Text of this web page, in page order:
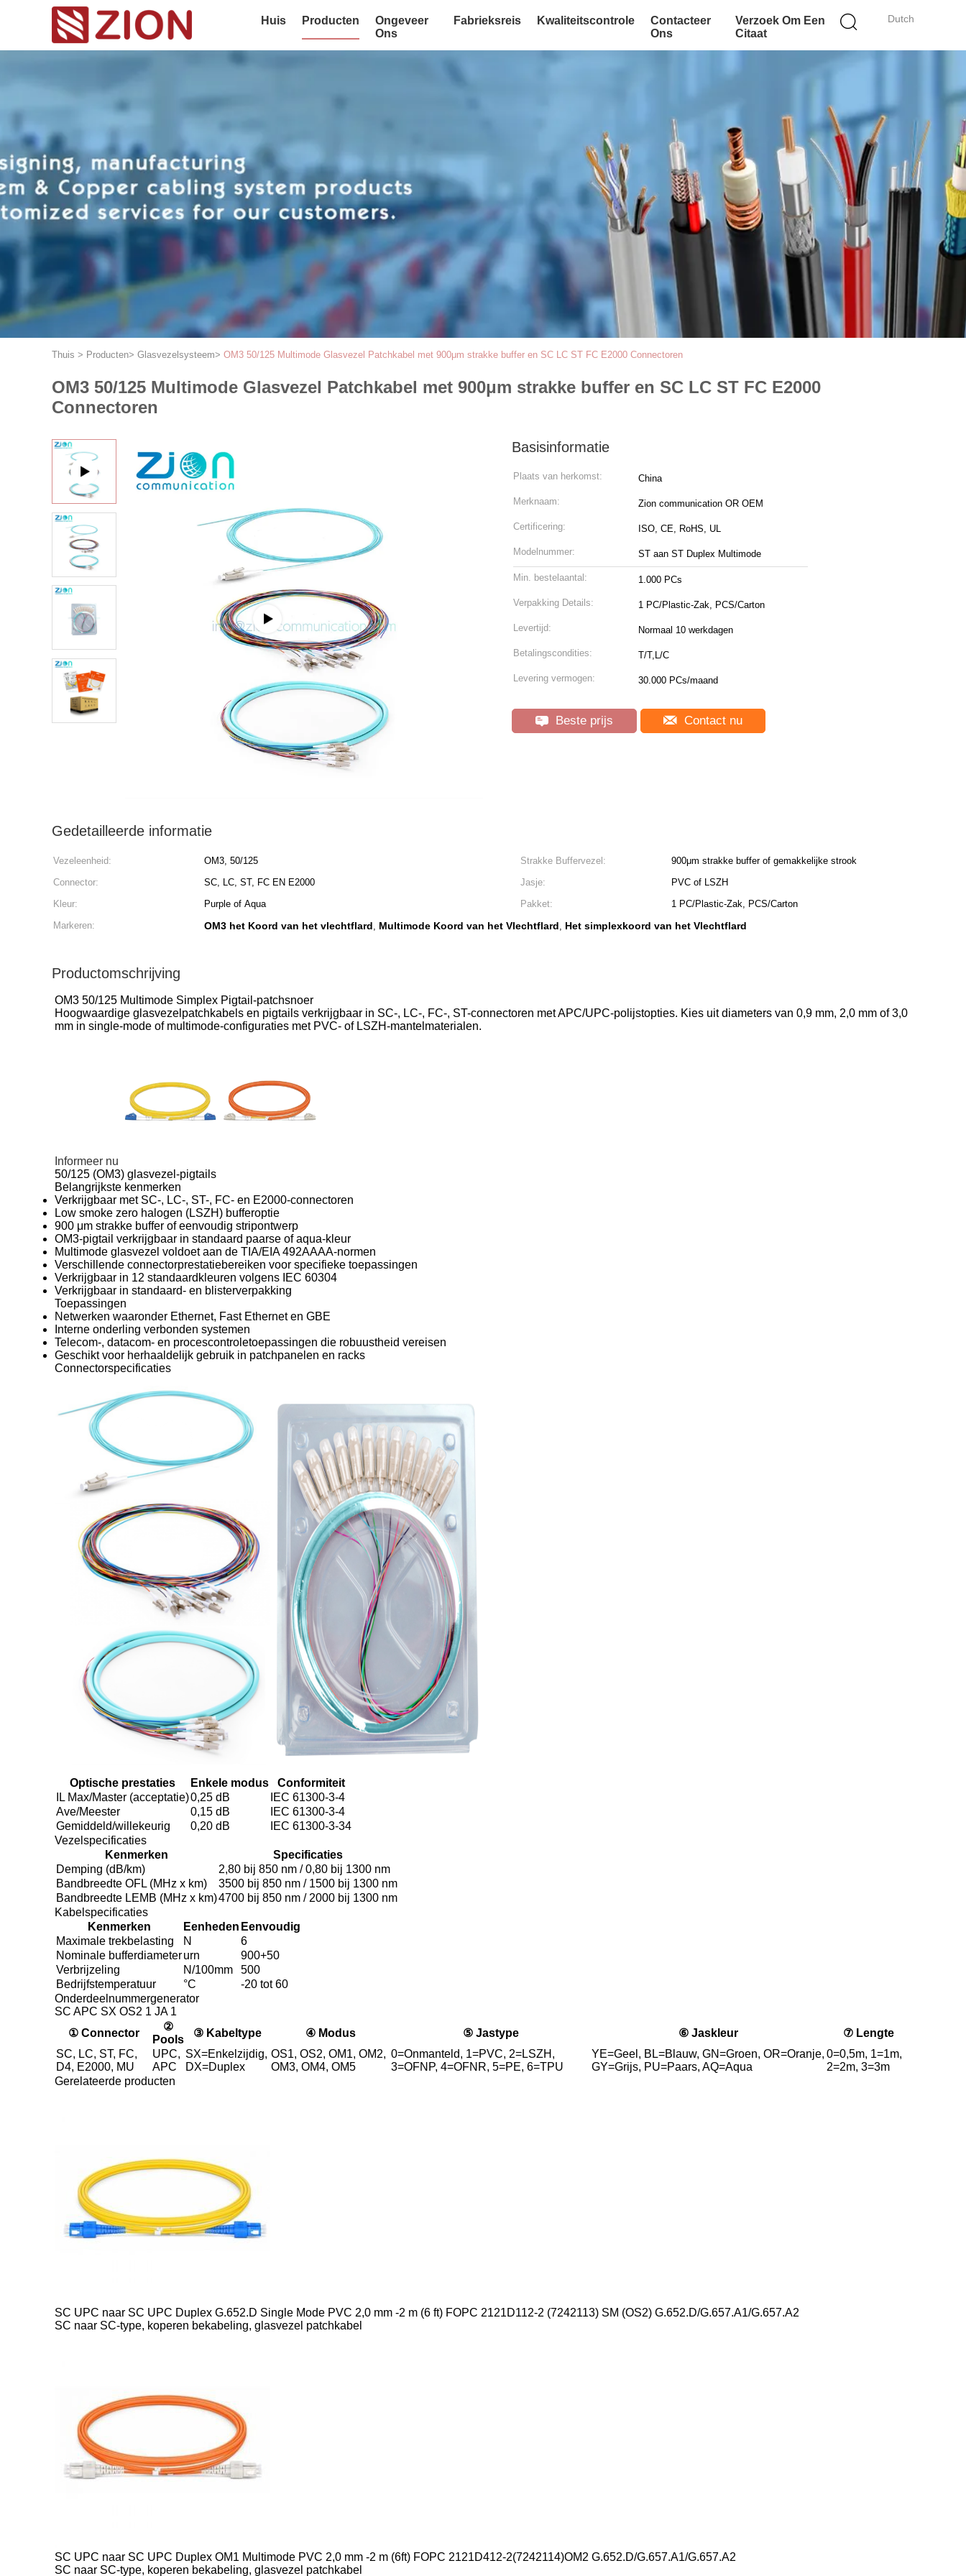
Dutch
Huis Producten
Ongeveer
Ons
Fabrieksreis Kwaliteitscontrole
Contacteer
Ons
Verzoek Om Een
Citaat
Thuis > Producten> Glasvezelsysteem> OM3 50/125 Multimode Glasvezel Patchkabel met 900μm strakke buffer en SC LC ST FC E2000 Connectoren
OM3 50/125 Multimode Glasvezel Patchkabel met 900μm strakke buffer en SC LC ST FC E2000
Connectoren
Basisinformatie
Plaats van herkomst: China
Merknaam: Zion communication OR OEM
Certificering: ISO, CE, RoHS, UL
Modelnummer: ST aan ST Duplex Multimode
Min. bestelaantal: 1.000 PCs
Verpakking Details: 1 PC/Plastic-Zak, PCS/Carton
Levertijd: Normaal 10 werkdagen
Betalingscondities: T/T,L/C
Levering vermogen: 30.000 PCs/maand
Beste prijs Contact nu
Gedetailleerde informatie
Vezeleenheid: OM3, 50/125 Strakke Buffervezel:
900μm strakke buffer of gemakkelijke strook
Connector:
SC, LC, ST, FC EN E2000 Jasje:
PVC of LSZH
Kleur:
Purple of Aqua Pakket:
1 PC/Plastic-Zak, PCS/Carton
Markeren:
OM3 het Koord van het vlechtflard, Multimode Koord van het Vlechtflard, Het simplexkoord van het Vlechtflard
Productomschrijving
OM3 50/125 Multimode Simplex Pigtail-patchsnoer
Hoogwaardige glasvezelpatchkabels en pigtails verkrijgbaar in SC-, LC-, FC-, ST-connectoren met APC/UPC-polijstopties. Kies uit diameters van 0,9 mm, 2,0 mm of 3,0
mm in single-mode of multimode-configuraties met PVC- of LSZH-mantelmaterialen.
Informeer nu
50/125 (OM3) glasvezel-pigtails
Belangrijkste kenmerken
Verkrijgbaar met SC-, LC-, ST-, FC- en E2000-connectoren
Low smoke zero halogen (LSZH) bufferoptie
900 μm strakke buffer of eenvoudig stripontwerp
OM3-pigtail verkrijgbaar in standaard paarse of aqua-kleur
Multimode glasvezel voldoet aan de TIA/EIA 492AAAA-normen
Verschillende connectorprestatiebereiken voor specifieke toepassingen
Verkrijgbaar in 12 standaardkleuren volgens IEC 60304
Verkrijgbaar in standaard- en blisterverpakking
Toepassingen
Netwerken waaronder Ethernet, Fast Ethernet en GBE
Interne onderling verbonden systemen
Telecom-, datacom- en procescontroletoepassingen die robuustheid vereisen
Geschikt voor herhaaldelijk gebruik in patchpanelen en racks
Connectorspecificaties
Optische prestaties Enkele modus
Conformiteit
IL Max/Master (acceptatie)0,25 dB
IEC 61300-3-4
Ave/Meester
0,15 dB
IEC 61300-3-4
Gemiddeld/willekeurig
0,20 dB
IEC 61300-3-34
Vezelspecificaties
Kenmerken
Specificaties
Demping (dB/km)
2,80 bij 850 nm / 0,80 bij 1300 nm
Bandbreedte OFL (MHz x km)
3500 bij 850 nm / 1500 bij 1300 nm
Bandbreedte LEMB (MHz x km)4700 bij 850 nm / 2000 bij 1300 nm
Kabelspecificaties
Kenmerken
Eenheden Eenvoudig
Maximale trekbelasting
N
6
Nominale bufferdiameterurn
900+50
Verbrijzeling
N/100mm
500
Bedrijfstemperatuur
°C
-20 tot 60
Onderdeelnummergenerator
SC APC SX OS2 1 JA 1
① Connector
②
Pools
③ Kabeltype ④ Modus ⑤ Jastype ⑥ Jaskleur
⑦ Lengte
SC, LC, ST, FC,
D4, E2000, MU
UPC,
APC
SX=Enkelzijdig,
DX=Duplex
OS1, OS2, OM1, OM2,
OM3, OM4, OM5
0=Onmanteld, 1=PVC, 2=LSZH,
3=OFNP, 4=OFNR, 5=PE, 6=TPU
YE=Geel, BL=Blauw, GN=Groen, OR=Oranje,
GY=Grijs, PU=Paars, AQ=Aqua
0=0,5m, 1=1m,
2=2m, 3=3m
Gerelateerde producten
SC UPC naar SC UPC Duplex G.652.D Single Mode PVC 2,0 mm -2 m (6 ft) FOPC 2121D112-2 (7242113) SM (OS2) G.652.D/G.657.A1/G.657.A2
SC naar SC-type, koperen bekabeling, glasvezel patchkabel
SC UPC naar SC UPC Duplex OM1 Multimode PVC 2,0 mm -2 m (6ft) FOPC 2121D412-2(7242114)OM2 G.652.D/G.657.A1/G.657.A2
SC naar SC-type, koperen bekabeling, glasvezel patchkabel